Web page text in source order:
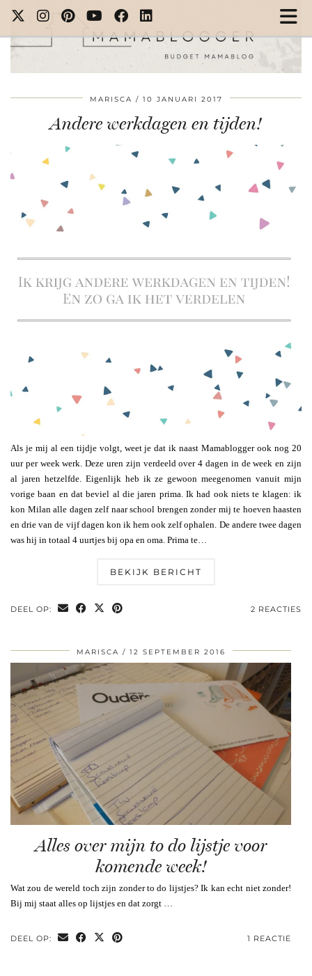
MARISCA 10 JANUARI 2017
Andere werkdagen en tijden!
Als je mij al een tijdje volgt, weet je dat ik naast Mamablogger ook nog 20
uur per week werk. Deze uren zijn verdeeld over 4 dagen in de week en zijn
al jaren hetzelfde. Eigenlijk heb ik ze gewoon meegenomen vanuit mijn
vorige baan en dat beviel al die jaren prima. Ik had ook niets te klagen: ik
kon Milan alle dagen zelf naar school brengen zonder mij te hoeven haasten
en drie van de vijf dagen kon ik hem ook zelf ophalen. De andere twee dagen
was hij in totaal 4 uurtjes bij opa en oma. Prima te…
BEKIJK BERICHT
DEEL OP: 2 REACTIES
MARISCA 12 SEPTEMBER 2016
Alles over mijn to do lijstje voor
komende week!
Wat zou de wereld toch zijn zonder to do lijstjes? Ik kan echt niet zonder!
Bij mij staat alles op lijstjes en dat zorgt …
DEEL OP: 1 REACTIE